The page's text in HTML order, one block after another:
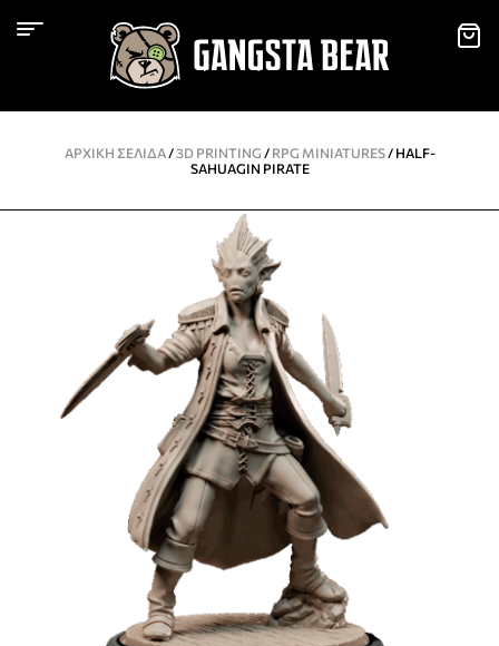
ΑΡΧΙΚΉ ΣΕΛΊΔΑ/3D PRINTING / RPG MINIATURES/ HALF-
SAHUAGIN PIRATE